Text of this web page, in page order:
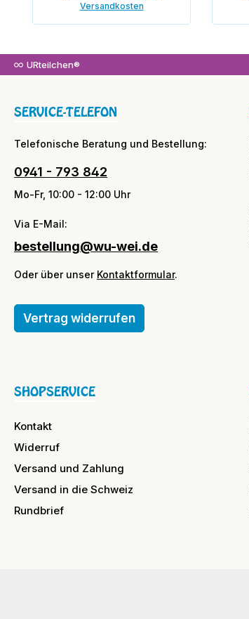
Versandkosten
URteilchen®
SERVICE-TELEFON
Telefonische Beratung und Bestellung:
0941 - 793 842
Mo-Fr, 10:00 - 12:00 Uhr
Via E-Mail:
bestellung@wu-wei.de
Oder über unser Kontaktformular.
Vertrag widerrufen
SHOPSERVICE
Kontakt
Widerruf
Versand und Zahlung
Versand in die Schweiz
Rundbrief